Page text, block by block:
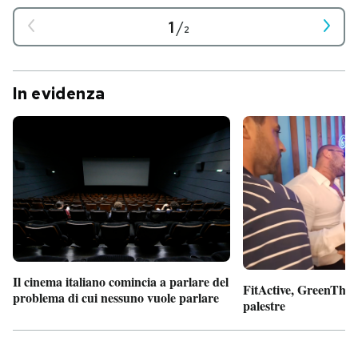
1/2
In evidenza
Il cinema italiano comincia a parlare del
problema di cui nessuno vuole parlare
FitActive,
palestre